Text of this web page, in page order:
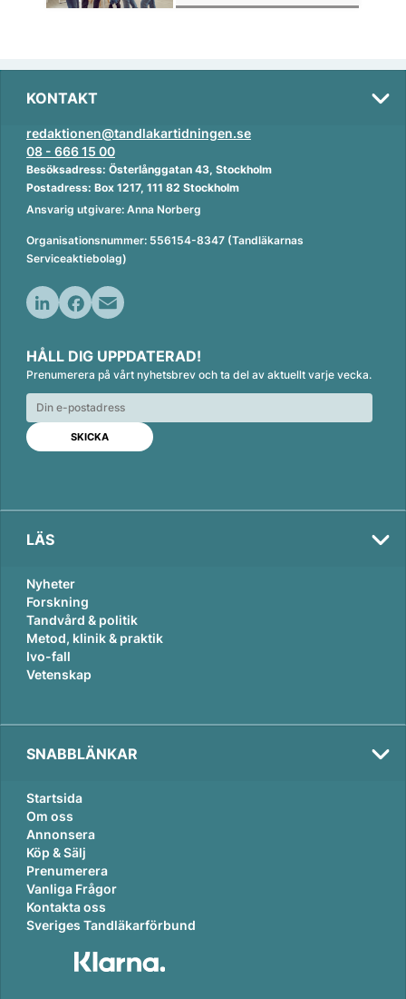
KONTAKT
redaktionen@tandlakartidningen.se
08 - 666 15 00
Besöksadress: Österlånggatan 43, Stockholm
Postadress: Box 1217, 111 82 Stockholm
Ansvarig utgivare: Anna Norberg
Organisationsnummer: 556154-8347 (Tandläkarnas
Serviceaktiebolag)
n
k
e
d
n
c
e
b
o
o
k
a
i
l
HÅLL DIG UPPDATERAD!
Prenumerera på vårt nyhetsbrev och ta del av aktuellt varje vecka.
LÄS
Nyheter
Forskning
Tandvård & politik
Metod, klinik & praktik
Ivo-fall
Vetenskap
SNABBLÄNKAR
Startsida
Om oss
Annonsera
Köp & Sälj
Prenumerera
Vanliga Frågor
Kontakta oss
Sveriges Tandläkarförbund